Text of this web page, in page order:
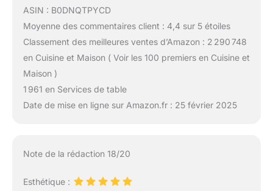
ASIN : B0DNQTPYCD
Moyenne des commentaires client : 4,4 sur 5 étoiles
Classement des meilleures ventes d’Amazon : 2 290 748
en Cuisine et Maison ( Voir les 100 premiers en Cuisine et
Maison )
1 961 en Services de table
Date de mise en ligne sur Amazon.fr : 25 février 2025
Note de la rédaction 18/20
Esthétique :